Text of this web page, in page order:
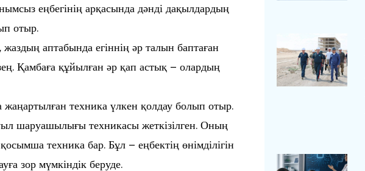
еңбегінің арқасында дәнді дақылдардың
отыр.
аптабында егіннің әр талын баптаған
Қамбаға құйылған әр қап астық – олардың
техника үлкен қолдау болып отыр.
шаруашылығы техникасы жеткізілген. Оның
техника бар. Бұл – еңбектің өнімділігін
зор мүмкіндік беруде.